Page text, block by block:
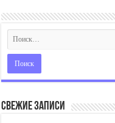
Свежие записи